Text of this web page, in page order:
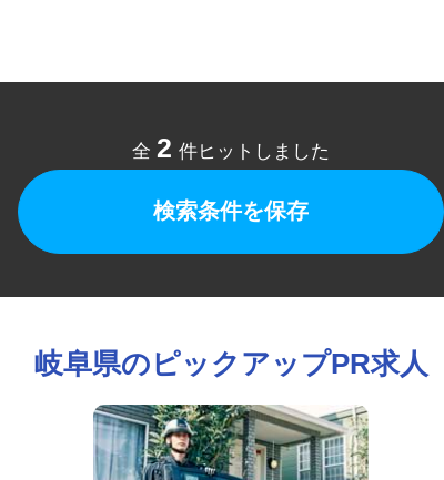
全2件ヒットしました
検索条件を保存
岐阜県のピックアップPR求人